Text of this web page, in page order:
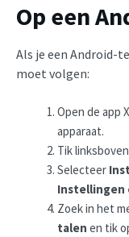
Op een
Als je een Android-
moet volgen:
Open de app
apparaat.
Tik
Selecteer
Instellingen
Zoek in het
talen en tik